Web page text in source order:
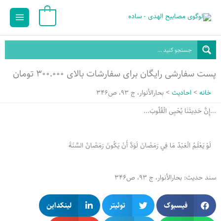
محتوا
Main
پست سفارشی رایگان برای سفارشات بالای ۳۰۰.۰۰۰ تومان
خانه احادیث
بحارالأنوار، ج 93، ص346
...إِنَّ حَدِيثَنٰا یُحْیِی الْقُلُوبَ...
لَوْ يَعْلَمُ الْعَبْدُ مَا فِي رَمَضَانَ لَوَدَّ أَنْ يَكُونَ رَمَضَانُ السَّنَةَ
سند حدیث: بحارالأنوار، ج 93، ص346
فیسبوک توئیتر
لینکداین